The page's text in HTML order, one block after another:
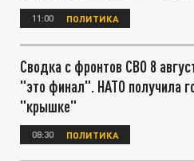
11:00 ПОЛИТИКА
Сводка с фронтов СВО 8
"это финал". НАТО получила
"крышке"
08:30 ПОЛИТИКА